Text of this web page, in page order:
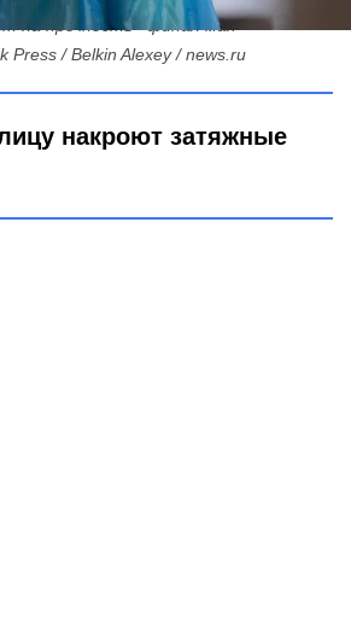
на прочность» финал мая
Press / Belkin Alexey / news.ru
накроют затяжные